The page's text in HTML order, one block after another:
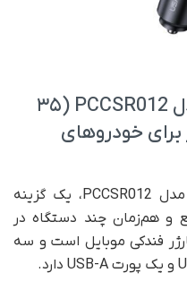
شارژر فندکی پاورولوژی مدل PCCSR012 (۳۵
خودروهای
شارژر فندکی ۳۵ ولت پاورولوژی مدل PCCSR012، یک گزینه
و هم‌زمان چند دستگاه در
فندکی موبایل است و سه